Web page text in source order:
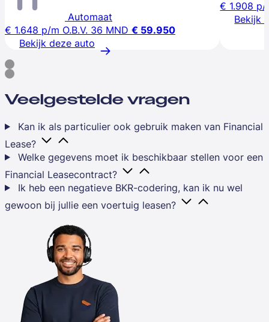
Automaat
€ 1.648 p/m O.B.V. 36 MND € 59.950
Bekijk deze auto
€ 1.908 p/
Bekijk
Veelgestelde vragen
Kan ik als particulier ook gebruik maken van Financial
Lease?
Welke gegevens moet ik beschikbaar stellen voor een
Financial Leasecontract?
Ik heb een negatieve BKR-codering, kan ik nu wel
gewoon bij jullie een voertuig leasen?